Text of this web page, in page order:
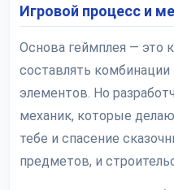
Игровой процесс и
Основа геймплея — это
составлять
элементов. Но
механик, которые
тебе и спасение
предметов, и